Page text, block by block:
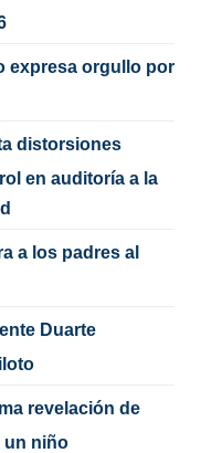
expresa orgullo por
distorsiones
en auditoría a la
a los padres al
Duarte
revelación de
un niño